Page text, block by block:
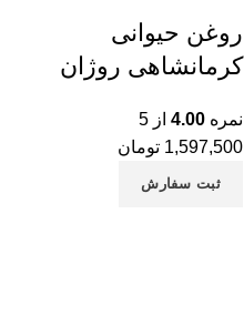
روغن حیوانی
کرمانشاهی روژان
نمره 4.00 از 5
1,597,500 تومان
ثبت سفارش